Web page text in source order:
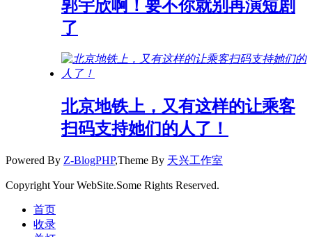
郭宇欣啊！要不你就别再演短剧
了
北京地铁上，又有这样的让乘客
扫码支持她们的人了！
Powered By Z-BlogPHP,Theme By 天兴工作室
Copyright Your WebSite.Some Rights Reserved.
首页
收录